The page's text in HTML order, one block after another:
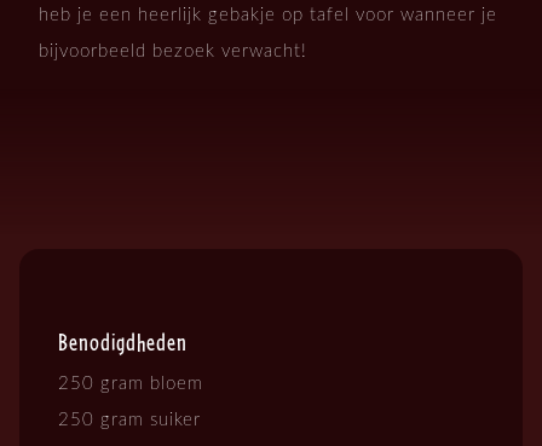
heb je een heerlijk gebakje op tafel voor wanneer je
bijvoorbeeld bezoek verwacht!
Benodigdheden
250 gram bloem
250 gram suiker